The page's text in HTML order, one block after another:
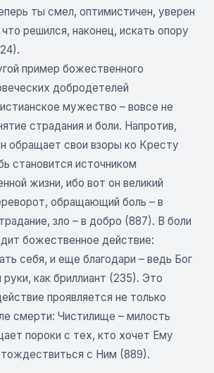
ты смел, оптимистичен, уверен
решился, наконец, искать опору
пример божественного
добродетелей
мужество – вовсе не
страдания и боли. Напротив,
обращает свои взоры ко Кресту
становится источником
жизни, ибо вот он великий
обращающий боль – в
зло – в добро (887). В боли
божественное действие:
себя, и еще благодари – ведь Бог
руки, как бриллиант (235). Это
проявляется не только
смерти: Чистилище – милость
пороки с тех, кто хочет Ему
с Ним (889).